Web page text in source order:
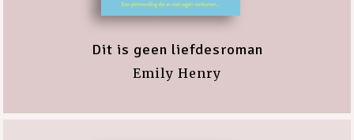
Dit is geen liefdesroman
Emily Henry